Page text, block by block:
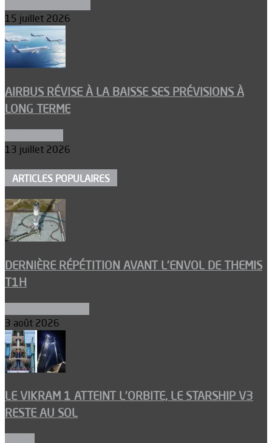
15 juillet 2026
AIRBUS RÉVISE À LA BAISSE SES PRÉVISIONS À
LONG TERME
13 juillet 2026
ARTICLES POPULAIRES
DERNIÈRE RÉPÉTITION AVANT L’ENVOL DE THEMIS
T1H
3 août 2026
LE VIKRAM 1 ATTEINT L’ORBITE, LE STARSHIP V3
RESTE AU SOL